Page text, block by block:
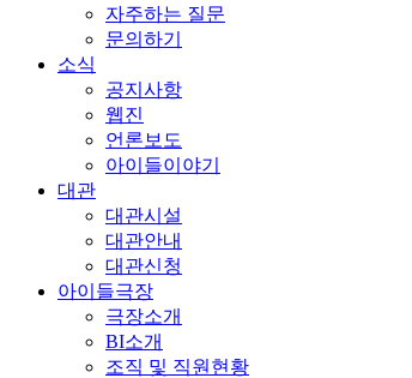
자주하는 질문
문의하기
소식
공지사항
웹진
언론보도
아이들이야기
대관
대관시설
대관안내
대관신청
아이들극장
극장소개
BI소개
조직 및 직원현황